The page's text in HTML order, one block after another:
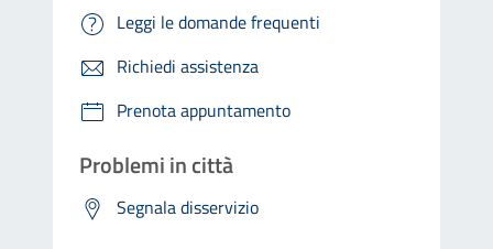
Leggi le domande frequenti
Richiedi assistenza
Prenota appuntamento
Problemi in città
Segnala disservizio